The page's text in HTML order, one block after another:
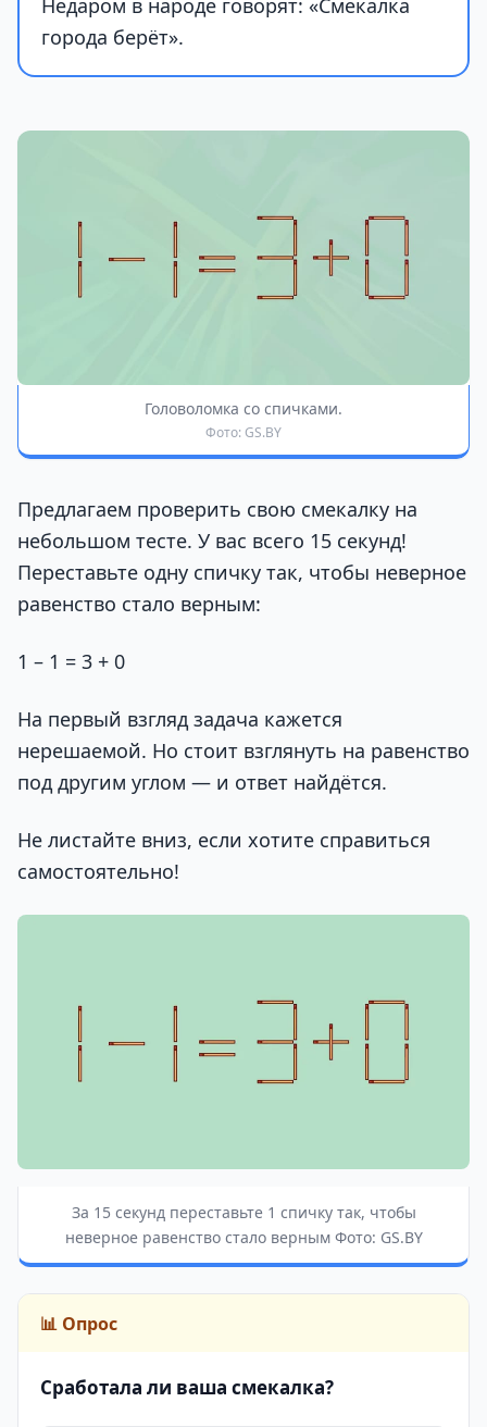
города берёт».
Головоломка со спичками.
Фото: GS.BY
Предлагаем проверить свою смекалку на
небольшом тесте. У вас всего 15 секунд!
Переставьте одну спичку так, чтобы неверное
равенство стало верным:
1 – 1 = 3 + 0
На первый взгляд задача кажется
нерешаемой. Но стоит взглянуть на равенство
под другим углом — и ответ найдётся.
Не листайте вниз, если хотите справиться
самостоятельно!
За 15 секунд переставьте 1 спичку так, чтобы
неверное равенство стало верным Фото: GS.BY
📊 Опрос
Сработала ли ваша смекалка?